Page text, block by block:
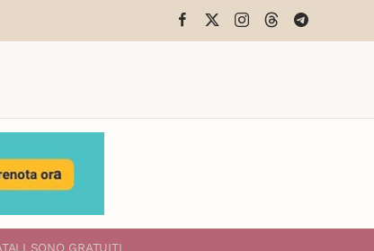
SONO GRATUITI